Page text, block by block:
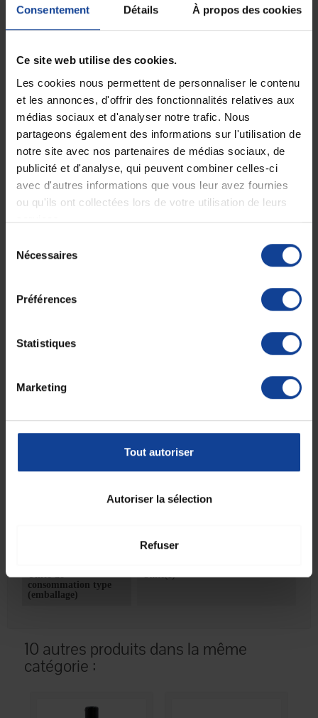
Consentement Détails À propos des cookies
Ce site web utilise des cookies.
Les cookies nous permettent de personnaliser le contenu
et les annonces, d'offrir des fonctionnalités relatives aux
médias sociaux et d'analyser notre trafic. Nous
partageons également des informations sur l'utilisation de
notre site avec nos partenaires de médias sociaux, de
publicité et d'analyse, qui peuvent combiner celles-ci
avec d'autres informations que vous leur avez fournies
ou qu'ils ont collectées lors de votre utilisation de leurs
services.
Nécessaires
Préférences
Statistiques
Marketing
Tout autoriser
Autoriser la sélection
Refuser
Description
Crème mains Pro Intense 50 ml
Laino a sélectionné le meilleur des actifs
méditerranéens pour formuler la Crème
Mains Pro Intenseà destination des
sèches à gercées. Jour après jour,
vosmainssont
soulagées,réparéesetprotégées
Soulage, répare et protège
24h hydratation* continue
94% d’ingrédients d’origine naturelle
A la cire d'abeille et au beurre de karité.
Fiche technique
Indique la quantité de
contenu dans le
quantité de volume)
Unité de
consommation type
(emballage)
Unité(s)
10 autres produits dans la même
catégorie :